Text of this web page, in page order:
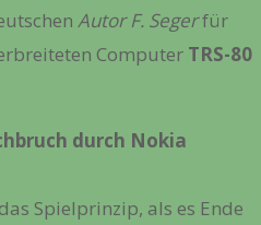
Autor F. Segerfür
Computer TRS-80
durch Nokia
Spielprinzip, als es Ende